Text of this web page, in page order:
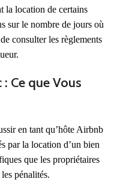
la location de certains
sur le nombre de jours où
consulter les règlements
Ce que Vous
en tant qu’hôte Airbnb
par la location d’un bien
que les propriétaires
pénalités.